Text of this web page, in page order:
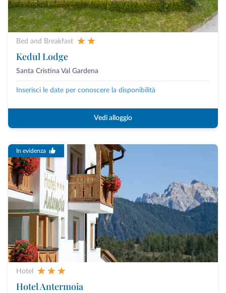
Bed and Breakfast
Kedul Lodge
Santa Cristina Val Gardena
Inserisci le date per conoscere la disponibilità
Vedi alloggio
In evidenza
Hotel
Hotel Antermoia